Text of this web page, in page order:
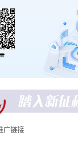
广链接